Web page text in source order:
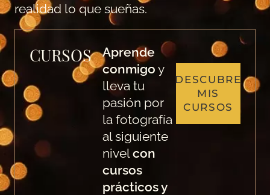
realidad lo que sueñas.
CURSOS
Aprende
conmigo y
lleva tu
pasión por
la fotografía
al siguiente
nivelcon
cursos
prácticos y
DESCUBRE
MIS
CURSOS